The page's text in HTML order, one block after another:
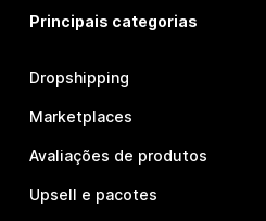
Principais categorias
Dropshipping
Marketplaces
Avaliações de produtos
Upsell e pacotes